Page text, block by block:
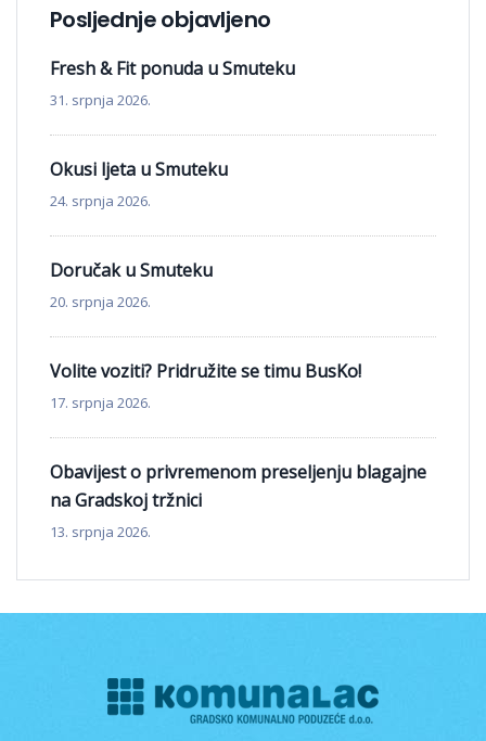
Posljednje objavljeno
Fresh & Fit ponuda u Smuteku
31. srpnja 2026.
Okusi ljeta u Smuteku
24. srpnja 2026.
Doručak u Smuteku
20. srpnja 2026.
Volite voziti? Pridružite se timu BusKo!
17. srpnja 2026.
Obavijest o privremenom preseljenju blagajne
na Gradskoj tržnici
13. srpnja 2026.